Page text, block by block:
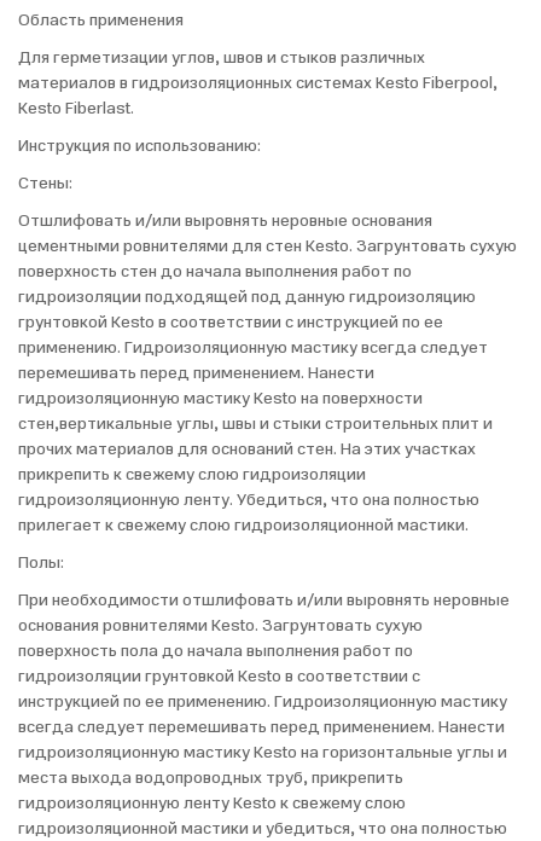
Область применения
Для герметизации углов, швов и стыков различных
материалов в гидроизоляционных системах Kesto Fiberpool,
Kesto Fiberlast.
Инструкция по использованию:
Стены:
Отшлифовать и/или выровнять неровные основания
цементными ровнителями для стен Kesto. Загрунтовать сухую
поверхность стен до начала выполнения работ по
гидроизоляции подходящей под данную гидроизоляцию
грунтовкой Kesto в соответствии с инструкцией по ее
применению. Гидроизоляционную мастику всегда следует
перемешивать перед применением. Нанести
гидроизоляционную мастику Kesto на поверхности
стен,вертикальные углы, швы и стыки строительных плит и
прочих материалов для оснований стен. На этих участках
прикрепить к свежему слою гидроизоляции
гидроизоляционную ленту. Убедиться, что она полностью
прилегает к свежему слою гидроизоляционной мастики.
Полы:
При необходимости отшлифовать и/или выровнять неровные
основания ровнителями Kesto. Загрунтовать сухую
поверхность пола до начала выполнения работ по
гидроизоляции грунтовкой Kesto в соответствии с
инструкцией по ее применению. Гидроизоляционную мастику
всегда следует перемешивать перед применением. Нанести
гидроизоляционную мастику Kesto на горизонтальные углы и
места выхода водопроводных труб, прикрепить
гидроизоляционную ленту Kesto к свежему слою
гидроизоляционной мастики и убедиться, что она полностью